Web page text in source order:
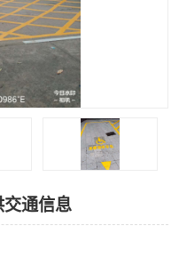
通信息